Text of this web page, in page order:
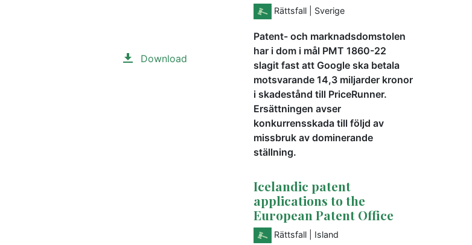
Download
Rättsfall | Sverige
Patent- och marknadsdomstolen
har i dom i mål PMT 1860-22
slagit fast att Google ska betala
motsvarande 14,3 miljarder kronor
i skadestånd till PriceRunner.
Ersättningen avser
konkurrensskada till följd av
missbruk av dominerande
ställning.
Icelandic patent
applications to the
European Patent Office
Rättsfall | Island